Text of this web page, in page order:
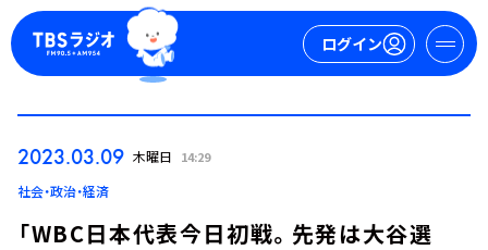
ログイン
2023.03.09 木曜日 14:29
社会・政治・経済
「WBC日本代表今日初戦。先発は大谷選